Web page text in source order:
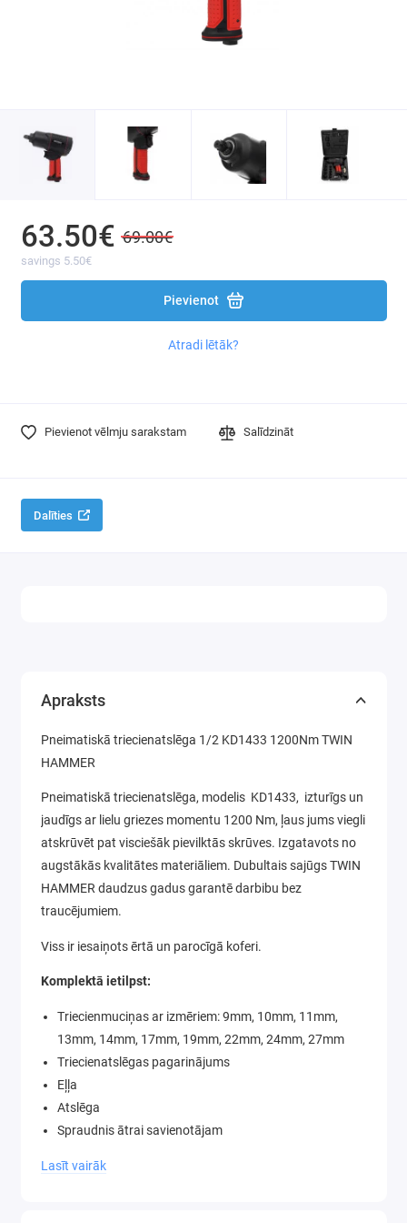
Instruments Kraft&dele X-series
Perforatori un atskaldāmie āmuri
Krāsošanas un līmes pistoles
Celtniecības fēni
Elektriskie maisītāji
Virpas
Elektriskās ēveles un reismusi
63.50€ 69.00€
savings 5.50€
Pievienot
Atradi lētāk?
Pievienot vēlmju sarakstam Salīdzināt
Dalīties
Apraksts
Pneimatiskā triecienatslēga 1/2 KD1433 1200Nm TWIN
HAMMER
Pneimatiskā triecienatslēga, modelis KD1433, izturīgs un
jaudīgs ar lielu griezes momentu 1200 Nm, ļaus jums viegli
atskrūvēt pat visciešāk pievilktās skrūves. Izgatavots no
augstākās kvalitātes materiāliem. Dubultais sajūgs TWIN
HAMMER daudzus gadus garantē darbibu bez
traucējumiem.
Viss ir iesaiņots ērtā un parocīgā koferi.
Komplektā ietilpst:
Triecienmuciņas ar izmēriem: 9mm, 10mm, 11mm,
13mm, 14mm, 17mm, 19mm, 22mm, 24mm, 27mm
Triecienatslēgas pagarinājums
Eļļa
Atslēga
Spraudnis ātrai savienotājam
Tehniskie dati
Lasīt vairāk